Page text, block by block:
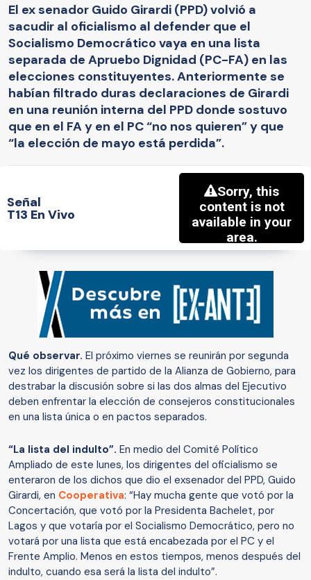
El ex senador Guido Girardi (PPD) volvió a
sacudir al oficialismo al defender que el
Socialismo Democrático vaya en una lista
separada de Apruebo Dignidad (PC-FA) en las
elecciones constituyentes. Anteriormente se
habían filtrado duras declaraciones de Girardi
en una reunión interna del PPD donde sostuvo
que en el FA y en el PC “no nos quieren” y que
“la elección de mayo está perdida”.
Señal
T13 En Vivo
Qué observar. El próximo viernes se reunirán por segunda
vez los dirigentes de partido de la Alianza de Gobierno, para
destrabar la discusión sobre si las dos almas del Ejecutivo
deben enfrentar la elección de consejeros constitucionales
en una lista única o en pactos separados.
“La lista del indulto”. En medio del Comité Político
Ampliado de este lunes, los dirigentes del oficialismo se
enteraron de los dichos que dio el exsenador del PPD, Guido
Girardi, en Cooperativa: “Hay mucha gente que votó por la
Concertación, que votó por la Presidenta Bachelet, por
Lagos y que votaría por el Socialismo Democrático, pero no
votará por una lista que está encabezada por el PC y el
Frente Amplio. Menos en estos tiempos, menos después del
indulto, cuando esa será la lista del indulto”.